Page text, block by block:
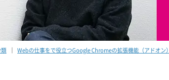
Webの仕事をで役立つGoogle Chromeの拡張機能（アドオン